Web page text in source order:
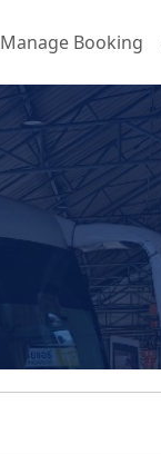
Manage Booking